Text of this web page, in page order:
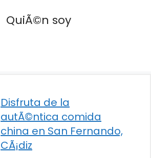
QuiÃ©n soy
Disfruta de la
autÃ©ntica comida
china en San Fernando,
CÃ¡diz